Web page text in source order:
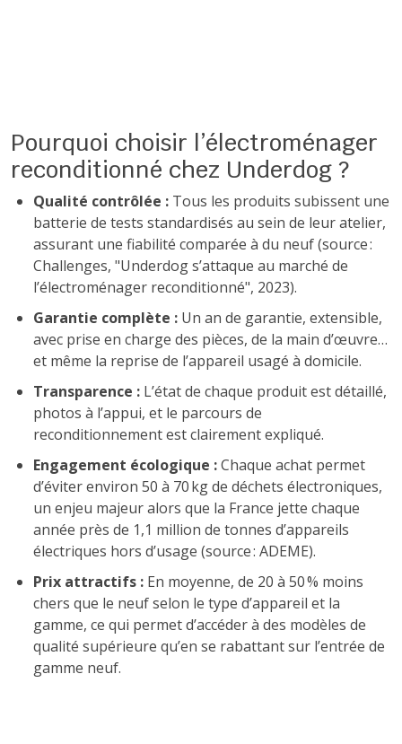
Pourquoi choisir l’électroménager
reconditionné chez Underdog ?
Qualité contrôlée : Tous les produits subissent une
batterie de tests standardisés au sein de leur atelier,
assurant une fiabilité comparée à du neuf (source :
Challenges, "Underdog s’attaque au marché de
l’électroménager reconditionné", 2023).
Garantie complète : Un an de garantie, extensible,
avec prise en charge des pièces, de la main d’œuvre…
et même la reprise de l’appareil usagé à domicile.
Transparence : L’état de chaque produit est détaillé,
photos à l’appui, et le parcours de
reconditionnement est clairement expliqué.
Engagement écologique :Chaque achat permet
d’éviter environ 50 à 70 kg de déchets électroniques,
un enjeu majeur alors que la France jette chaque
année près de 1,1 million de tonnes d’appareils
électriques hors d’usage (source : ADEME).
Prix attractifs : En moyenne, de 20 à 50 % moins
chers que le neuf selon le type d’appareil et la
gamme, ce qui permet d’accéder à des modèles de
qualité supérieure qu’en se rabattant sur l’entrée de
gamme neuf.